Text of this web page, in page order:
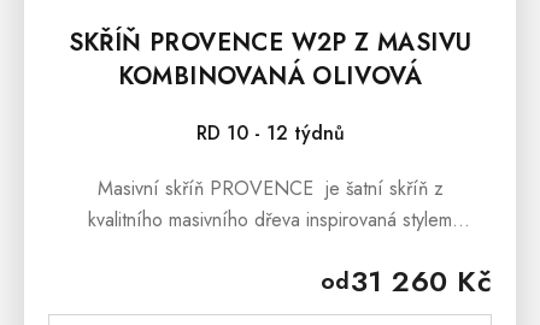
SKŘÍŇ PROVENCE W2P Z MASIVU
KOMBINOVANÁ OLIVOVÁ
RD 10 - 12 týdnů
od31 260 Kč
Masivní skříň PROVENCE je šatní skříň z
kvalitního masivního dřeva inspirovaná stylem
PROVENCE je vyrobená z...